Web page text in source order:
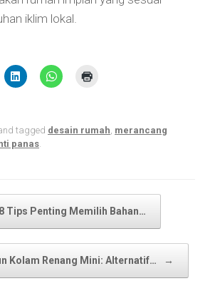
iklim lokal.
tagged desain rumah, merancang
panas.
Tips Penting Memilih Bahan…
Kolam Renang Mini: Alternatif… →